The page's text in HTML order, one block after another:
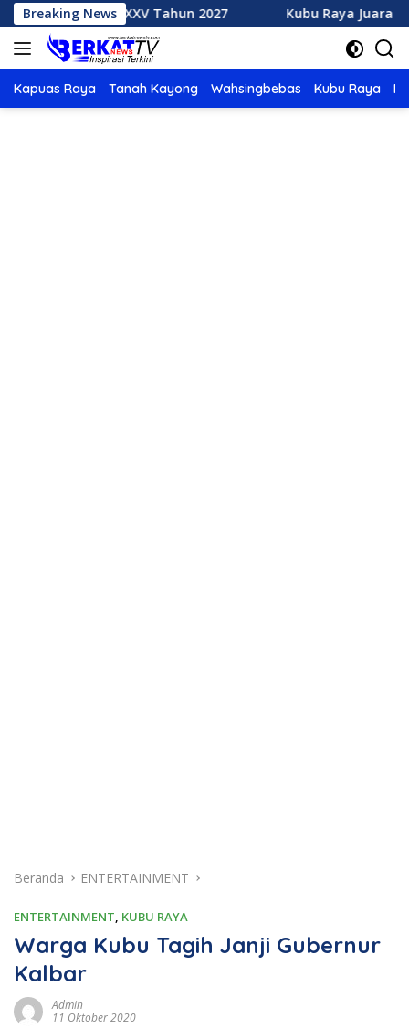
Langsung
ke
konten
Breaking News
XXXV Tahun 2027 Kubu Raya Juara Umum MTQ
Kapuas Raya Tanah Kayong Wahsingbebas Kubu Raya
Beranda ENTERTAINMENT
ENTERTAINMENT, KUBU RAYA
Warga Kubu Tagih Janji Gubernur
Kalbar
Admin
11 Oktober 2020